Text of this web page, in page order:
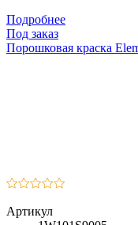
Подробнее
Под заказ
Порошковая краска
Артикул